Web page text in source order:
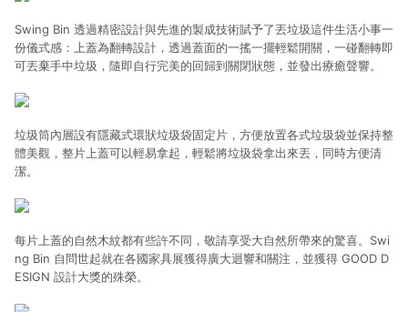
Swing Bin 透過精密設計與先進的製成技術賦予了丟垃圾這件生活小事一
份儀式感：上蓋為翻轉設計，透過蓋面的一搖一擺輕鬆開關，一碰翻轉即
可丟棄手中垃圾，隨即自行完美的回歸到關閉狀態，並發出療癒聲響。
垃圾筒內層設有隱藏式環狀垃圾袋固定片，方便放置各式垃圾袋並保持整
體美觀，整片上蓋可以輕易拿起，輕鬆將垃圾袋拿出來丟，同時方便清
潔。
每片上蓋的自然木紋都有些許不同，敬請享受大自然所帶來的驚喜。Swi
ng Bin 自問世起就在各國家具展獲得廣大迴響和關注，並獲得 GOOD D
ESIGN 設計大獎的殊榮。